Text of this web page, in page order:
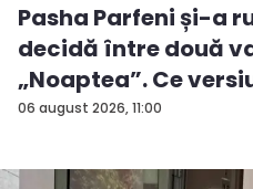
06 august 2026, 11:00
Pasha Parfeni și-a
decidă între două
„Noaptea”. Ce